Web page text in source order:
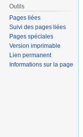
Outils
Pages liées
Suivi des pages liées
Pages spéciales
Version imprimable
Lien permanent
Informations sur la page